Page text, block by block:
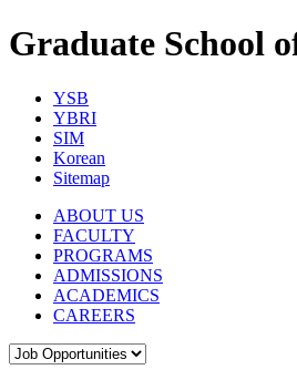
Graduate School
YSB
YBRI
SIM
Korean
Sitemap
ABOUT US
FACULTY
PROGRAMS
ADMISSIONS
ACADEMICS
CAREERS